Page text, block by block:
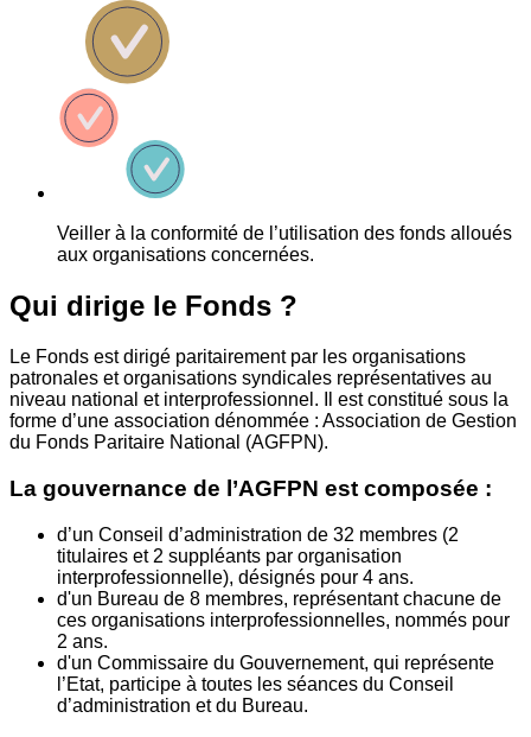
Veiller à la conformité de l’utilisation des fonds alloués
aux organisations concernées.
Qui dirige le Fonds ?
Le Fonds est dirigé paritairement par les organisations
patronales et organisations syndicales représentatives au
niveau national et interprofessionnel. Il est constitué sous la
forme d’une association dénommée : Association de Gestion
du Fonds Paritaire National (AGFPN).
La gouvernance de l’AGFPN est composée :
d’un Conseil d’administration de 32 membres (2
titulaires et 2 suppléants par organisation
interprofessionnelle), désignés pour 4 ans.
d'un Bureau de 8 membres, représentant chacune de
ces organisations interprofessionnelles, nommés pour
2 ans.
d'un Commissaire du Gouvernement, qui représente
l’Etat, participe à toutes les séances du Conseil
d’administration et du Bureau.